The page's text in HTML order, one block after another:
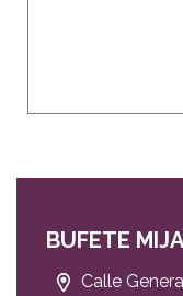
BUFETE
Calle